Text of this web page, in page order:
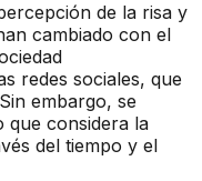
de la risa y
cambiado con el
redes sociales, que
embargo, se
que considera la
del tiempo y el